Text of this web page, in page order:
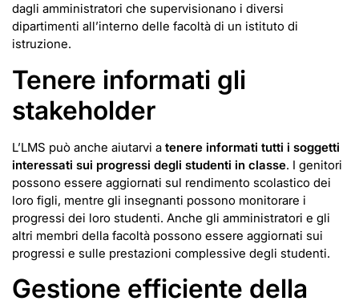
dagli amministratori che supervisionano i diversi
dipartimenti all’interno delle facoltà di un istituto di
istruzione.
Tenere informati gli
stakeholder
L’LMS può anche aiutarvi a tenere informati tutti i soggetti
interessati sui progressi degli studenti in classe. I genitori
possono essere aggiornati sul rendimento scolastico dei
loro figli, mentre gli insegnanti possono monitorare i
progressi dei loro studenti. Anche gli amministratori e gli
altri membri della facoltà possono essere aggiornati sui
progressi e sulle prestazioni complessive degli studenti.
Gestione efficiente della